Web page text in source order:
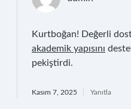
Kurtboğan! Değerli
akademik yapısını
pekiştirdi.
Kasım 7, 2025 Yanıtla